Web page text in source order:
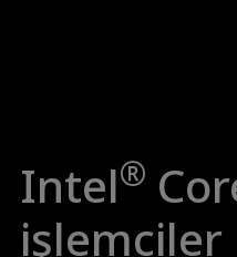
Intel®
işlemciler